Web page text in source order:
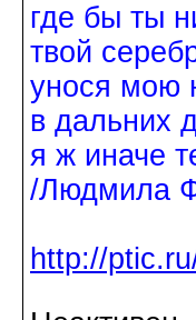
где бы ты
твой
унося мою
в дальних
я ж иначе
/Людмила
http://